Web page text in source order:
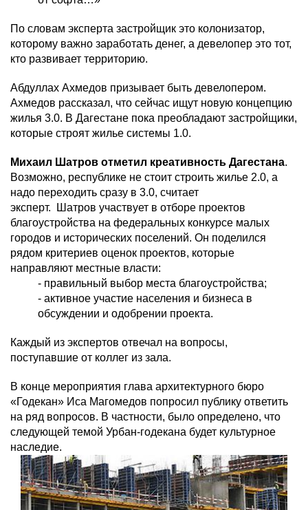
По словам эксперта застройщик это колонизатор,
которому важно заработать денег, а девелопер это тот,
кто развивает территорию.
Абдуллах Ахмедов призывает быть девелопером.
Ахмедов рассказал, что сейчас ищут новую концепцию
жилья 3.0. В Дагестане пока преобладают застройщики,
которые строят жилье системы 1.0.
Михаил Шатров отметил креативность Дагестана.
Возможно, республике не стоит строить жилье 2.0, а
надо переходить сразу в 3.0, считает
эксперт.
Шатров участвует в отборе проектов
благоустройства на федеральных конкурсе малых
городов и исторических поселений. Он поделился
рядом критериев оценок проектов, которые
направляют местные власти:
- правильный выбор места благоустройства;
- активное участие населения и бизнеса в
обсуждении и одобрении проекта.
Каждый из экспертов отвечал на вопросы,
поступавшие от коллег из зала.
В конце мероприятия глава архитектурного бюро
«Годекан» Иса Магомедов попросил публику ответить
на ряд вопросов. В частности, было определено, что
следующей темой Урбан-годекана будет культурное
наследие.